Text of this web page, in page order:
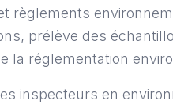
règlements
prélève des
la réglementation
inspecteurs en